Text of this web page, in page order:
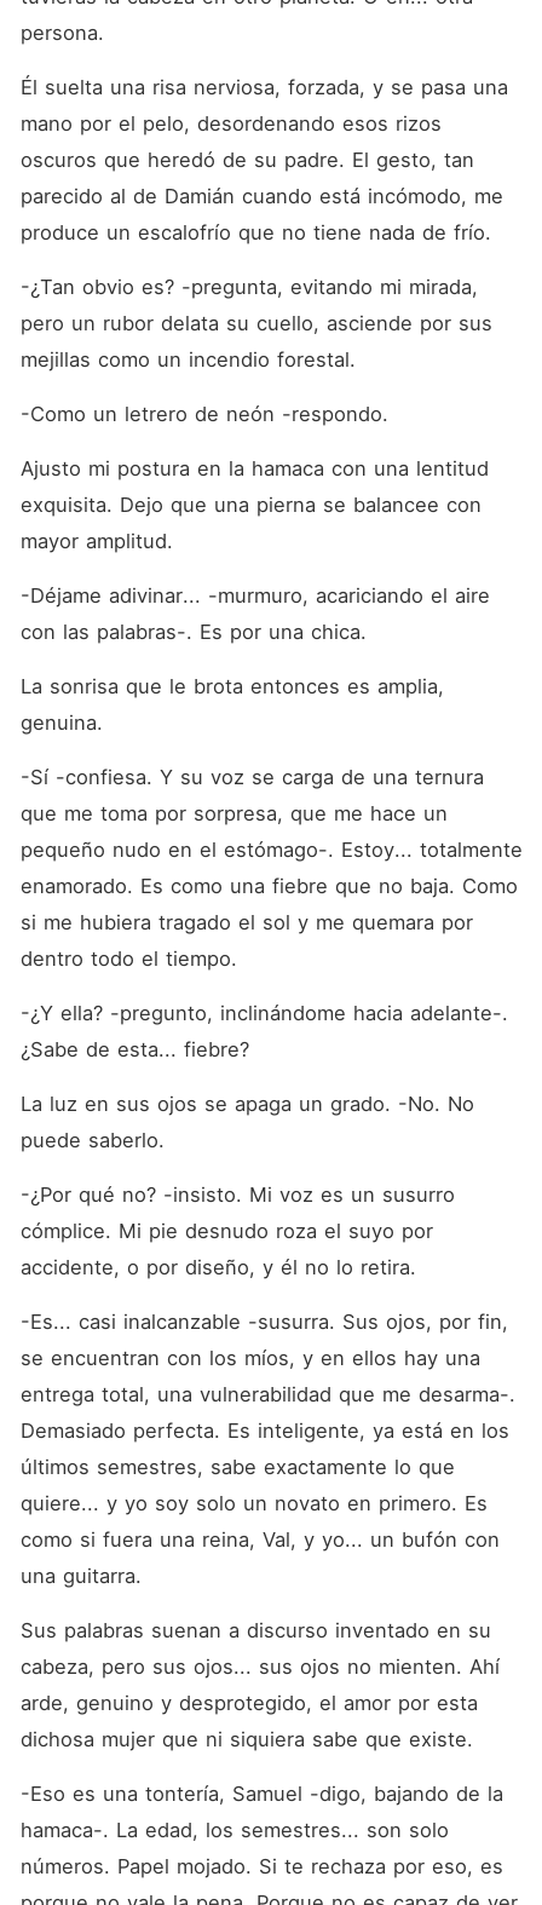
persona.
Él suelta una risa nerviosa, forzada, y se pasa una
mano por el pelo, desordenando esos rizos
oscuros que heredó de su padre. El gesto, tan
parecido al de Damián cuando está incómodo, me
produce un escalofrío que no tiene nada de frío.
-¿Tan obvio es? -pregunta, evitando mi mirada,
pero un rubor delata su cuello, asciende por sus
mejillas como un incendio forestal.
-Como un letrero de neón -respondo.
Ajusto mi postura en la hamaca con una lentitud
exquisita. Dejo que una pierna se balancee con
mayor amplitud.
-Déjame adivinar... -murmuro, acariciando el aire
con las palabras-. Es por una chica.
La sonrisa que le brota entonces es amplia,
genuina.
-Sí -confiesa. Y su voz se carga de una ternura
que me toma por sorpresa, que me hace un
pequeño nudo en el estómago-. Estoy... totalmente
enamorado. Es como una fiebre que no baja. Como
si me hubiera tragado el sol y me quemara por
dentro todo el tiempo.
-¿Y ella? -pregunto, inclinándome hacia adelante-.
¿Sabe de esta... fiebre?
La luz en sus ojos se apaga un grado. -No. No
puede saberlo.
-¿Por qué no? -insisto. Mi voz es un susurro
cómplice. Mi pie desnudo roza el suyo por
accidente, o por diseño, y él no lo retira.
-Es... casi inalcanzable -susurra. Sus ojos, por fin,
se encuentran con los míos, y en ellos hay una
entrega total, una vulnerabilidad que me desarma-.
Demasiado perfecta. Es inteligente, ya está en los
últimos semestres, sabe exactamente lo que
quiere... y yo soy solo un novato en primero. Es
como si fuera una reina, Val, y yo... un bufón con
una guitarra.
Sus palabras suenan a discurso inventado en su
cabeza, pero sus ojos... sus ojos no mienten. Ahí
arde, genuino y desprotegido, el amor por esta
dichosa mujer que ni siquiera sabe que existe.
-Eso es una tontería, Samuel -digo, bajando de la
hamaca-. La edad, los semestres... son solo
números. Papel mojado. Si te rechaza por eso, es